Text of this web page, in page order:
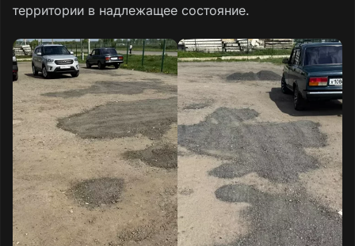
территории в надлежащее состояние.